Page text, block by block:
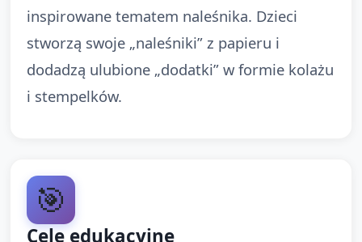
inspirowane tematem naleśnika. Dzieci
stworzą swoje „naleśniki” z papieru i
dodadzą ulubione „dodatki” w formie kolażu
i stempelków.
🎯
Cele edukacyjne